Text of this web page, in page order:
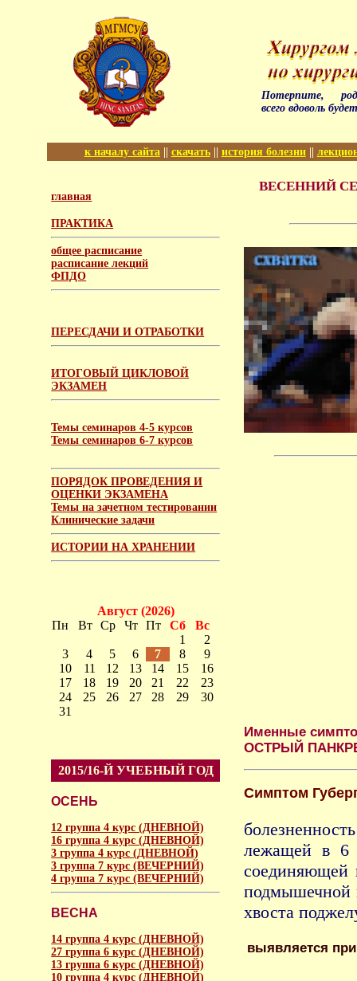
Потерпите,
всего вдоволь
к началу сайта || скачать|| история болезни||
главная
ПРАКТИКА
общее расписание
расписание лекций
ФПДО
ПЕРЕСДАЧИ И ОТРАБОТКИ
ИТОГОВЫЙ ЦИКЛОВОЙ
ЭКЗАМЕН
Темы семинаров 4-5 курсов
Темы семинаров 6-7 курсов
ПОРЯДОК ПРОВЕДЕНИЯ И
ОЦЕНКИ ЭКЗАМЕНА
Темы на зачетном тестировании
Клинические задачи
ИСТОРИИ НА ХРАНЕНИИ
Август (2026)
Пн
Вт Ср Чт Пт Сб
Вс
1
2
3
4 5 6 7 8
9
10
11 12 13 14 15
16
17
18 19 20 21 22
23
24
25 26 27 28 29
30
31
2015/16-Й УЧЕБНЫЙ ГОД
ОСЕНЬ
12 группа 4 курс (ДНЕВНОЙ)
16 группа 4 курс (ДНЕВНОЙ)
3 группа 4 курс (ДНЕВНОЙ)
3 группа 7 курс (ВЕЧЕРНИЙ)
4 группа 7 курс (ВЕЧЕРНИЙ)
ВЕСНА
14 группа 4 курс (ДНЕВНОЙ)
27 группа 6 курс (ДНЕВНОЙ)
13 группа 6 курс (ДНЕВНОЙ)
10 группа 4 курс (ДНЕВНОЙ)
ВЕСЕННИЙ
Именные
ОСТРЫЙ
Симптом
лежащей в 6
соединяющей
подмышечной
хвоста
выявляется